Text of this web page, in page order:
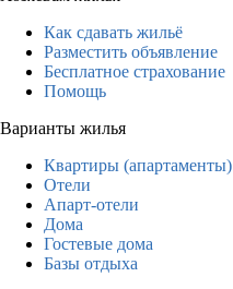
Как сдавать жильё
Разместить объявление
Бесплатное страхование
Помощь
Варианты жилья
Квартиры (апартаменты)
Отели
Апарт-отели
Дома
Гостевые дома
Базы отдыха